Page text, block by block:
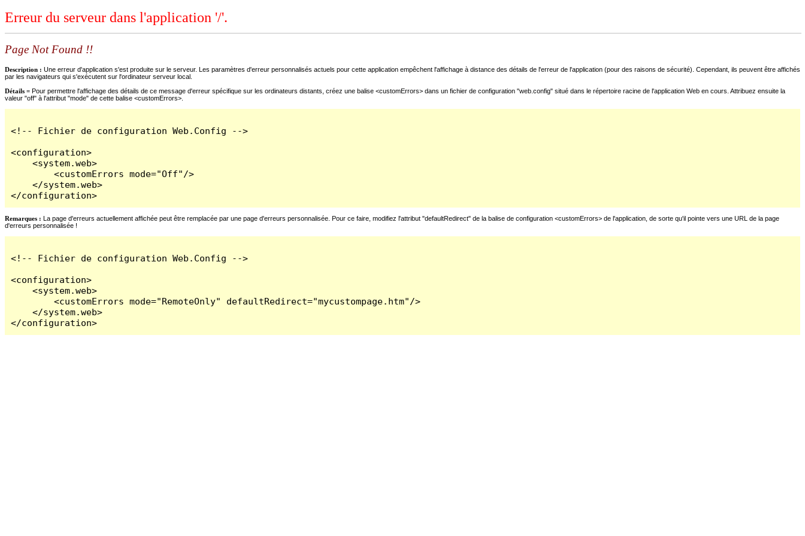
Erreur du serveur dans l'application '/'.
Page Not Found !!
Description : Une erreur d'application s'est produite sur le serveur. Les paramètres d'erreur personnalisés actuels pour cette application empêchent l'affichage à distance des détails de l'erreur de l'application (pour des raisons de sécurité). Cependant, ils peuvent être affichés
par les navigateurs qui s'exécutent sur l'ordinateur serveur local.
Détails = Pour permettre l'affichage des détails de ce message d'erreur spécifique sur les ordinateurs distants, créez une balise <customErrors> dans un fichier de configuration "web.config" situé dans le répertoire racine de l'application Web en cours. Attribuez ensuite la
valeur "off" à l'attribut "mode" de cette balise <customErrors>.
<!-- Fichier de configuration Web.Config -->
<configuration>
    <system.web>
        <customErrors mode="Off"/>
    </system.web>
</configuration>
Remarques : La page d'erreurs actuellement affichée peut être remplacée par une page d'erreurs personnalisée. Pour ce faire, modifiez l'attribut "defaultRedirect" de la balise de configuration <customErrors> de l'application, de sorte qu'il pointe vers une URL de la page
d'erreurs personnalisée !
<!-- Fichier de configuration Web.Config -->
<configuration>
    <system.web>
        <customErrors mode="RemoteOnly" defaultRedirect="mycustompage.htm"/>
    </system.web>
</configuration>